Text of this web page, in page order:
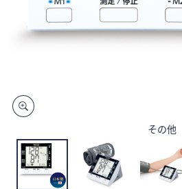
イ
ス
左
に
その他